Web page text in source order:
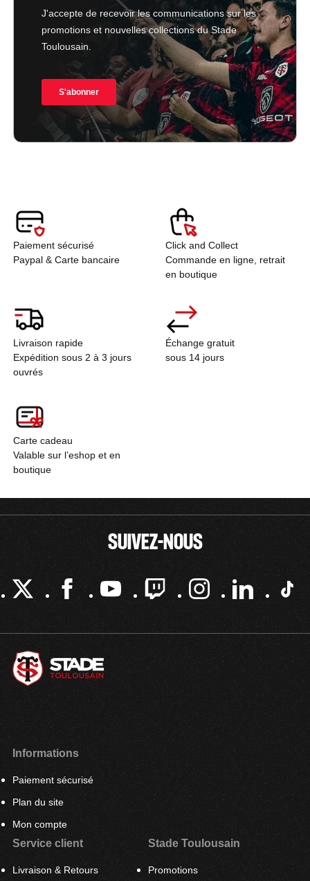
Paiement sécurisé
Paypal & Carte bancaire
Click and Collect
Commande en ligne, retrait
en boutique
Livraison rapide
Expédition sous 2 à 3 jours
ouvrés
Échange gratuit
sous 14 jours
Carte cadeau
Valable sur l’eshop et en
boutique
SUIVEZ-NOUS
Informations
Paiement sécurisé
Plan du site
Mon compte
Service client
Livraison & Retours
Stade Toulousain
Promotions